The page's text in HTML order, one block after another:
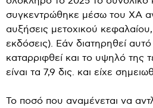
συγκεντρώθηκε μέσω του ΧΑ
αυξήσεις μετοχικού
εκδόσεις). Εάν διατηρηθεί
καταρριφθεί και το υψηλό της
είναι τα 7,9 δις. και είχε
Το ποσό που αναμένεται να